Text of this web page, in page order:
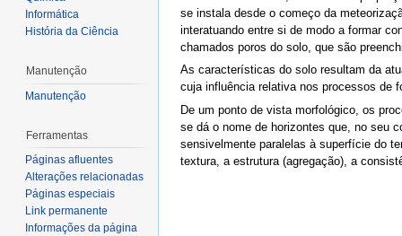
se instala desde o começo da
interatuando entre si de modo a formar
chamados poros do solo, que são
As características do solo resultam da
cuja influência relativa nos processos de
De um ponto de vista morfológico, os
se dá o nome de horizontes que, no seu
sensivelmente paralelas à superfície do
textura, a estrutura (agregação), a
Informática
História da Ciência
Manutenção
Manutenção
Ferramentas
Páginas afluentes
Alterações relacionadas
Páginas especiais
Link permanente
Informações da página